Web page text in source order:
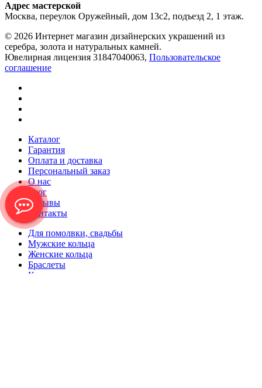
Адрес мастерской
Москва, переулок Оружейный, дом 13с2, подъезд 2, 1 этаж.
© 2026 Интернет магазин дизайнерских украшений из
серебра, золота и натуральных камней.
Ювелирная лицензия 31847040063, Пользовательское
соглашение
Каталог
Гарантия
Оплата и доставка
Персональный заказ
О нас
Блог
Отзывы
Контакты
Для помолвки, свадьбы
Мужские кольца
Женские кольца
Браслеты
Кулоны